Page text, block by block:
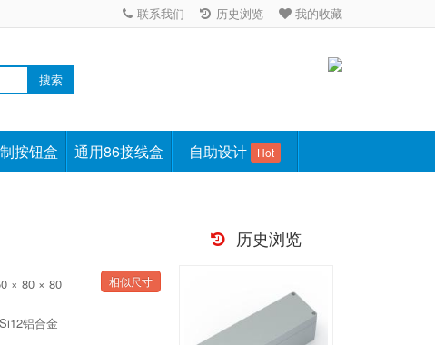
联系我们 历史浏览 我的收藏
搜索
按钮盒 通用86接线盒 自助设计 Hot
× 80 × 80 相似尺寸
铝合金
历史浏览